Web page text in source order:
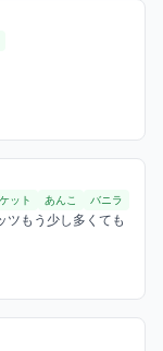
/ 2026年3月9日
/ 2026年3月9日
ット あんこ バニラ
ツもう少し多くても
/ 2026年3月10日